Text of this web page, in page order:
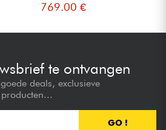
769.00 €
te ontvangen
deals, exclusieve
GO !